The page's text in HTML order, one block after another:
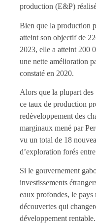
production (E&P)
Bien que la production
atteint son objectif de
2023, elle a atteint 200
une nette amélioration
constaté en 2020.
Alors que la plupart
ce taux de production
redéveloppement des
marginaux mené par
vu un total de 18
d’exploration forés
Si le gouvernement
investissements
eaux profondes, le pays
découvertes qui
développement rentable.